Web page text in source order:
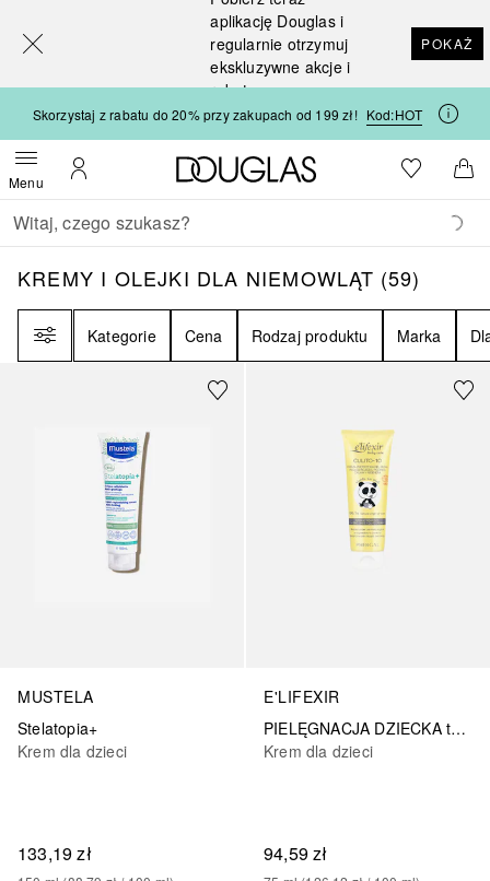
aplikację Douglas i
regularnie otrzymuj
ekskluzywne akcje i
rabaty
POKAŻ
Skorzystaj z rabatu do 20% przy zakupach od 199 zł! Kod:HOT
MenuOtwórz menuMoje konto
Strona główna Douglas
Do listyDo
Wracać
Wykonaj wyszukiwanie
KREMY I OLEJKI DLA NIEMOWLĄT59
KREMY I OLEJKI DLA NIEMOWLĄT (59)
Kategorie Cena Rodzaj produktu Marka
MUSTELA
Stelatopia+
Krem dla dzieci
133,19 zł
E'LIFEXIR
PIELĘGNACJA DZIECKA tyłek-10
Krem dla dzieci
94,59 zł
[navigation.slideout.screenreader]